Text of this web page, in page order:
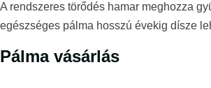
A rendszeres törődés hamar meghozza
egészséges pálma hosszú évekig dísze
Pálma vásárlás